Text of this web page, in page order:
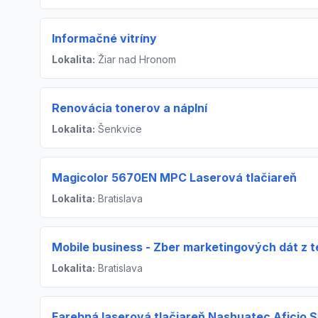
Informačné vitríny
Lokalita: Žiar nad Hronom
Renovácia tonerov a náplní
Lokalita: Šenkvice
Magicolor 5670EN MPC Laserová tlačiareň
Lokalita: Bratislava
Mobile business - Zber marketingových dát z
Lokalita: Bratislava